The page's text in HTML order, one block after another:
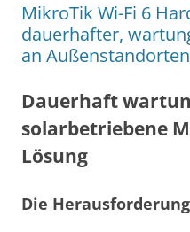
MikroTik Wi-Fi 6
dauerhafter,
an Außenstandorten
Dauerhaft
solarbetriebene
Lösung
Die Herausforderung